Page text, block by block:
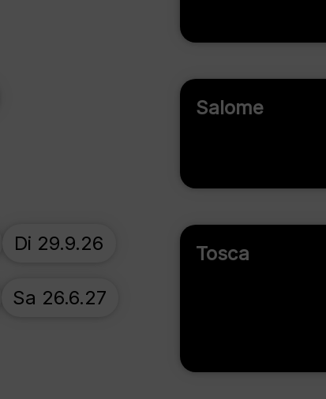
Salome
Tosca
Di 29.9.26
Sa 26.6.27